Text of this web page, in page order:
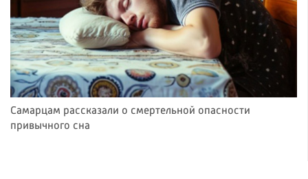
Самарцам рассказали о смертельной опасности
привычного сна